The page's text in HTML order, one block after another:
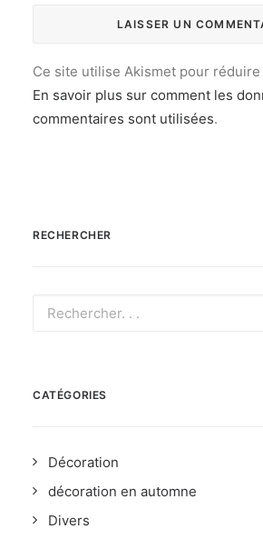
Ce site utilise Akismet pour
En savoir plus sur comment les
commentaires sont utilisées.
RECHERCHER
CATÉGORIES
Décoration
décoration en automne
Divers